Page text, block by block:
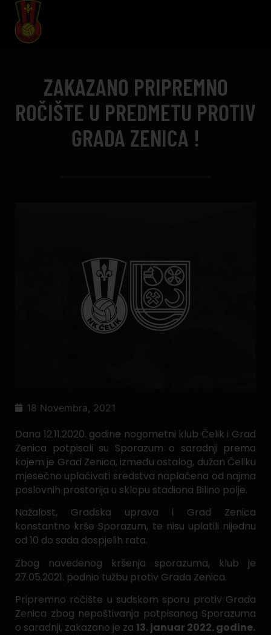
ZAKAZANO PRIPREMNO
ROČIŠTE U PREDMETU PROTIV
GRADA ZENICA !
18 Novembra, 2021
Dana 12.11.2020. godine nogometni klub Čelik i Grad
Zenica potpisali su Sporazum o saradnji prema
kojem je Grad Zenica, između ostalog, dužan Čeliku
mjesečno uplaćivati sredstva naplaćena od najma
poslovnih prostorija u sklopu stadiona Bilino polje.
Nažalost, Gradska uprava i Grad Zenica
konstantno krše Sporazum, te nisu uplatili nijednu
od 10 do sada dospjelih rata.
Zbog navedenog kršenja sporazuma, klub je
27.05.2021. podnio tužbu protiv Grada Zenica.
Pripremno ročište u sudskom sporu protiv Grada
Zenica zbog nepoštivanja potpisanog Sporazuma
o saradnji, zakazano je za 13. januar 2022. godine.